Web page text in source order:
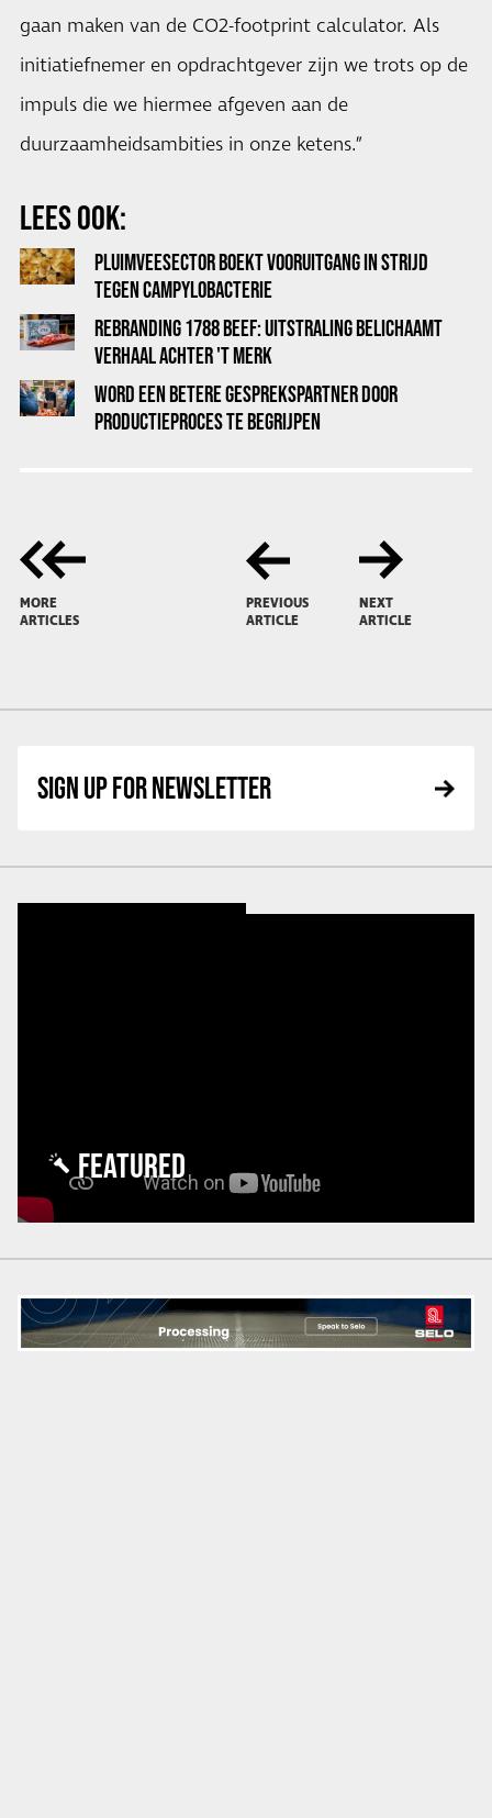
gaan maken van de CO2-footprint calculator. Als
initiatiefnemer en opdrachtgever zijn we trots op de
impuls die we hiermee afgeven aan de
duurzaamheidsambities in onze ketens.”
LEES OOK:
PLUIMVEESECTOR BOEKT VOORUITGANG IN STRIJD
TEGEN CAMPYLOBACTERIE
REBRANDING 1788 BEEF: UITSTRALING BELICHAAMT
VERHAAL ACHTER 'T MERK
WORD EEN BETERE GESPREKSPARTNER DOOR
PRODUCTIEPROCES TE BEGRIJPEN
MORE
ARTICLES
PREVIOUS
ARTICLE
NEXT
ARTICLE
SIGN UP FOR NEWSLETTER
FEATURED